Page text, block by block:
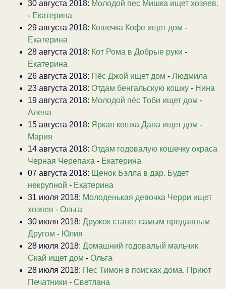
30 августа 2018: Молодой пес Мишка ищет хозяев.
- Екатерина
29 августа 2018: Кошечка Кофе ищет дом -
Екатерина
28 августа 2018: Кот Рома в Добрые руки -
Екатерина
26 августа 2018: Пёс Джой ищет дом - Людмила
23 августа 2018: Отдам бенгальскую кошку - Нина
19 августа 2018: Молодой пёс Тоби ищет дом -
Алена
15 августа 2018: Яркая кошка Дана ищет дом -
Мария
14 августа 2018: Отдам годовалую кошечку окраса
Черная Черепаха - Екатерина
07 августа 2018: Щенок Бэлла в дар. Будет
некрупной - Екатерина
31 июля 2018: Молоденькая девочка Черри ищет
хозяев - Ольга
30 июля 2018: Дружок станет самым преданным
Другом - Юлия
28 июля 2018: Домашний годовалый мальчик
Скай ищет дом - Ольга
28 июля 2018: Пес Тимон в поисках дома. Приют
Печатники - Светлана